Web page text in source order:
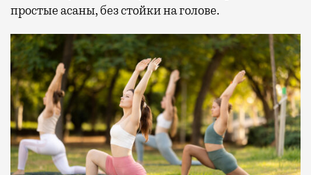
простые асаны, без стойки на голове.